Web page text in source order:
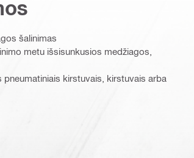
šalinimas
metu išsisunkusios medžiagos,
pneumatiniais kirstuvais, kirstuvais arba